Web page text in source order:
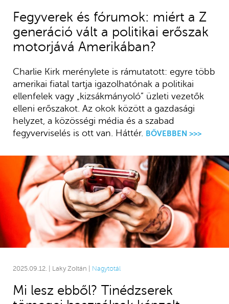
Fegyverek és fórumok: miért a Z
generáció vált a politikai erőszak
motorjává Amerikában?
Charlie Kirk merénylete is rámutatott: egyre több
amerikai fiatal tartja igazolhatónak a politikai
ellenfelek vagy „kizsákmányoló” üzleti vezetők
elleni erőszakot. Az okok között a gazdasági
helyzet, a közösségi média és a szabad
fegyverviselés is ott van. Háttér. BŐVEBBEN >>>
2025.09.12. | Laky Zoltán | Nagytotál
Mi lesz ebből? Tinédzserek